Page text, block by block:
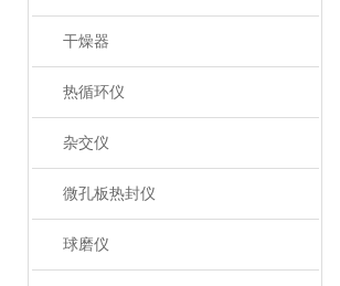
干燥器
热循环仪
杂交仪
微孔板热封仪
球磨仪